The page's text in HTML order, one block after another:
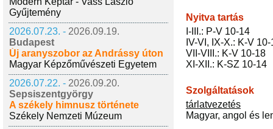
Gyűjtemény
2026.07.23. - 2026.09.19.
Budapest
Új aranyszobor az Andrássy úton
Magyar Képzőművészeti Egyetem
2026.07.22. - 2026.09.20.
Sepsiszentgyörgy
A székely himnusz története
Székely Nemzeti Múzeum
Nyitva tartás
I-III.: P-V 10-14
IV-VI, IX-X.: K-V 10-
VII-VIII.: K-V 10-18
XI-XII.: K-SZ 10-14
Szolgáltatások
tárlatvezetés
Magyar, angol és